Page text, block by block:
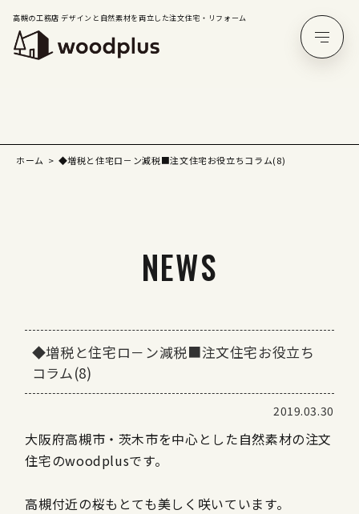
高槻の工務店 デザインと自然素材を両立した注文住宅・リフォーム
ホーム ◆増税と住宅ロ－ン減税■注文住宅お役立ちコラム(8)
NEWS
◆増税と住宅ロ－ン減税■注文住宅お役立ち
コラム(8)
2019.03.30
大阪府高槻市・茨木市を中心とした自然素材の注文
住宅のwoodplusです。
高槻付近の桜もとても美しく咲いています。